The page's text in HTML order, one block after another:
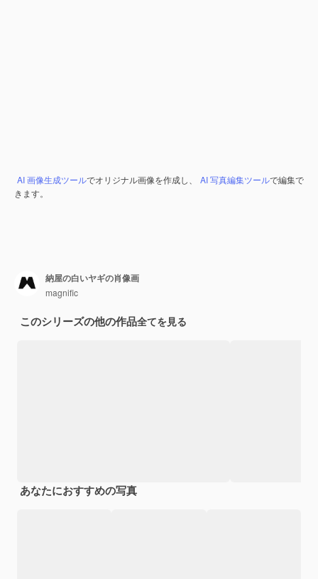
AI 画像生成ツールでオリジナル画像を作成し、 AI 写真編集ツールで編集で
きます。
納屋の白いヤギの肖像画
magnific
このシリーズの他の作品全てを見る
あなたにおすすめの写真